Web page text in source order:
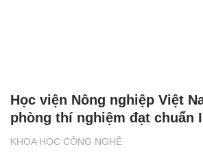
KHOA HỌC CÔNG NGHỆ
Học viện Nông nghiệp Việt
phòng thí nghiệm đạt chuẩn